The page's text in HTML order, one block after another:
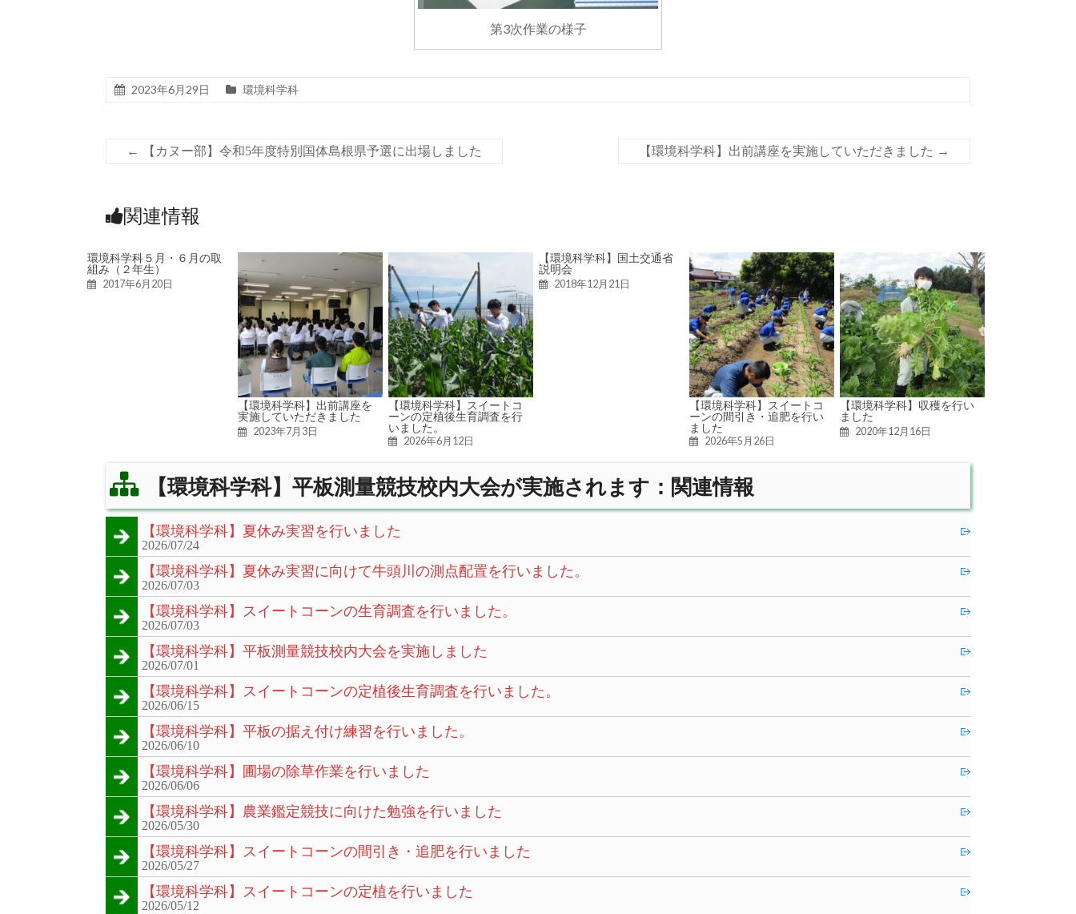
第3次作業の様子
2023年6月29日 環境科学科
← 【カヌー部】令和5年度特別国体島根県予選に出場しました 【環境科学科】出前講座を実施していただきました →
関連情報
環境科学科５月・６月の取
組み（２年生）
2017年6月20日
【環境科学科】出前講座を
実施していただきました
2023年7月3日
【環境科学科】スイートコ
ーンの定植後生育調査を行
いました。
2026年6月12日
【環境科学科】国土交通省
説明会
2018年12月21日
【環境科学科】スイートコ
ーンの間引き・追肥を行い
ました
2026年5月26日
【環境科学科】収穫を行い
ました
2020年12月16日
【環境科学科】平板測量競技校内大会が実施されます：関連情報
【環境科学科】夏休み実習を行いました
2026/07/24
【環境科学科】夏休み実習に向けて牛頭川の測点配置を行いました。
2026/07/03
【環境科学科】スイートコーンの生育調査を行いました。
2026/07/03
【環境科学科】平板測量競技校内大会を実施しました
2026/07/01
【環境科学科】スイートコーンの定植後生育調査を行いました。
2026/06/15
【環境科学科】平板の据え付け練習を行いました。
2026/06/10
【環境科学科】圃場の除草作業を行いました
2026/06/06
【環境科学科】農業鑑定競技に向けた勉強を行いました
2026/05/30
【環境科学科】スイートコーンの間引き・追肥を行いました
2026/05/27
【環境科学科】スイートコーンの定植を行いました
2026/05/12